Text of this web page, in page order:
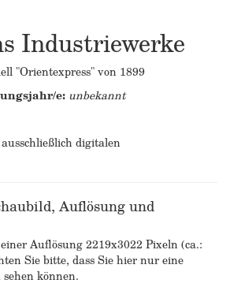
Industriewerke
"Orientexpress" von 1899
e: unbekannt
digitalen
Auflösung und
Auflösung 2219x3022 Pixeln (ca.:
Sie bitte, dass Sie hier nur eine
können.